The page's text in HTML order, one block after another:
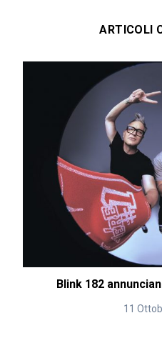
ARTICOLI
Blink 182
11